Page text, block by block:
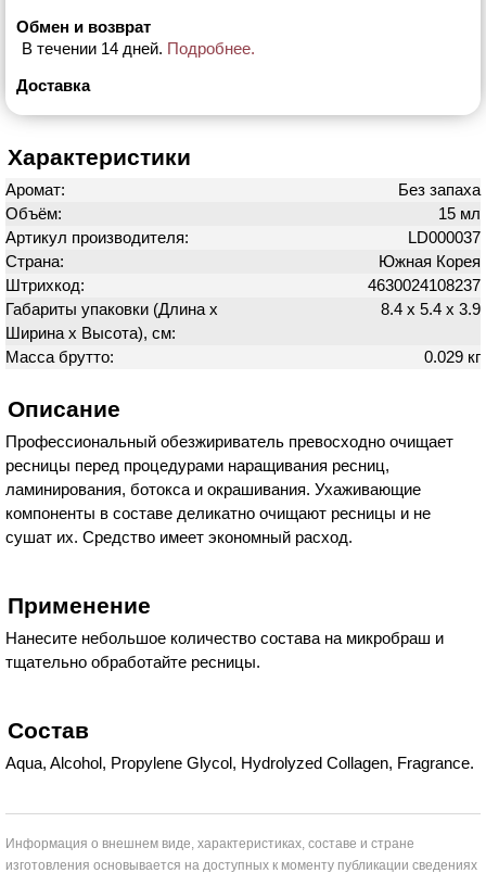
Обмен и возврат
В течении 14 дней. Подробнее.
Доставка
Характеристики
Аромат:
Без запаха
Объём:
15 мл
Артикул производителя:
LD000037
Страна:
Южная Корея
Штрихкод:
4630024108237
Габариты упаковки (Длина х
Ширина х Высота), см:
8.4 х 5.4 х 3.9
Масса брутто: 0.029 кг
Описание
Профессиональный обезжириватель превосходно очищает
ресницы перед процедурами наращивания ресниц,
ламинирования, ботокса и окрашивания. Ухаживающие
компоненты в составе деликатно очищают ресницы и не
сушат их. Средство имеет экономный расход.
Применение
Нанесите небольшое количество состава на микробраш и
тщательно обработайте ресницы.
Состав
Aqua, Alcohol, Propylene Glycol, Hydrolyzed Collagen, Fragrance.
Информация о внешнем виде, характеристиках, составе и стране
изготовления основывается на доступных к моменту публикации сведениях